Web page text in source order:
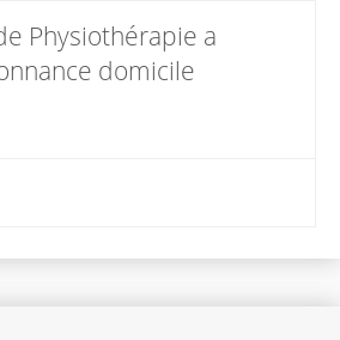
Physiothérapie a
domicile